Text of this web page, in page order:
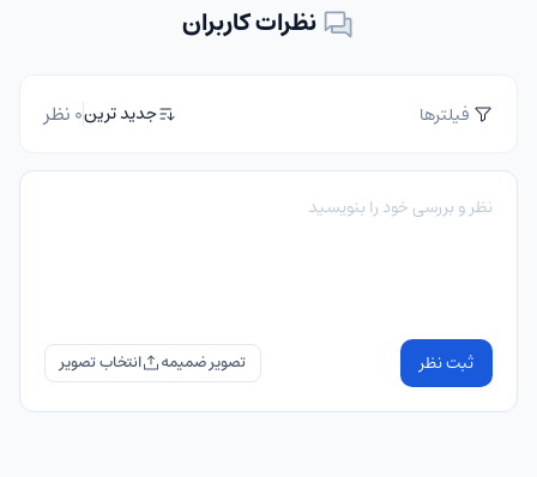
نظرات کاربران
فیلترها جدید ترین0 نظر
ثبت نظر تصویر ضمیمه